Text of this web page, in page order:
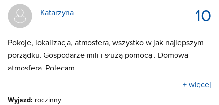
10
Katarzyna
Pokoje, lokalizacja, atmosfera, wszystko w jak najlepszym
porządku. Gospodarze mili i służą pomocą . Domowa
atmosfera. Polecam
+ więcej
Wyjazd: rodzinny